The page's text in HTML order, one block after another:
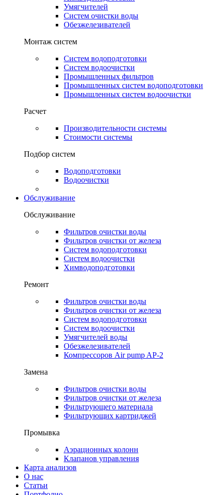
Умягчителей
Систем очистки воды
Обезжелезивателей
Монтаж систем
Систем водоподготовки
Систем водоочистки
Промышленных фильтров
Промышленных систем водоподготовки
Промышленных систем водоочистки
Расчет
Производительности системы
Стоимости системы
Подбор систем
Водоподготовки
Водоочистки
Обслуживание
Обслуживание
Фильтров очистки воды
Фильтров очистки от железа
Систем водоподготовки
Систем водоочистки
Химводоподготовки
Ремонт
Фильтров очистки воды
Фильтров очистки от железа
Систем водоподготовки
Систем водоочистки
Умягчителей воды
Обезжелезивателей
Компрессоров Air pump AP-2
Замена
Фильтров очистки воды
Фильтров очистки от железа
Фильтрующего материала
Фильтрующих картриджей
Промывка
Аэрационных колонн
Клапанов управления
Карта анализов
О нас
Статьи